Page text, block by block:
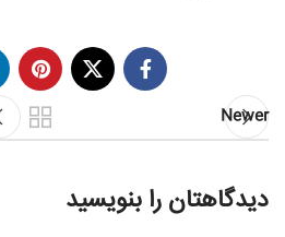
Newer
دیدگاهتان را بنویسید